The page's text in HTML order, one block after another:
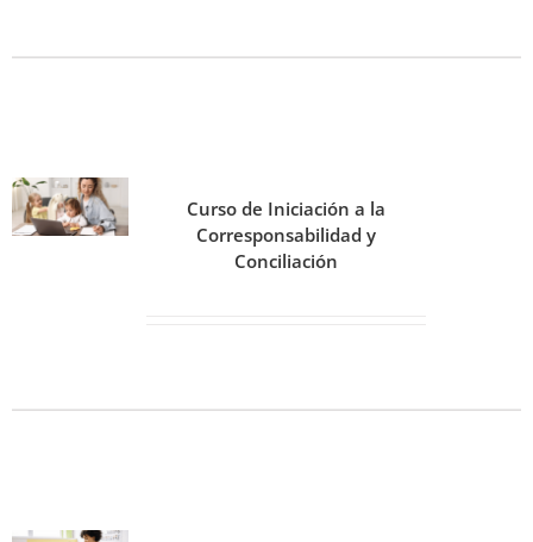
Curso de Iniciación a la
Corresponsabilidad y
Conciliación